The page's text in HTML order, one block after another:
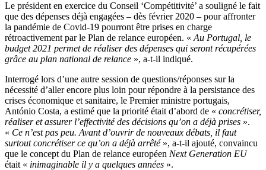
Le président en exercice du Conseil ‘Compétitivité’ a souligné le fait
que des dépenses déjà engagées – dès février 2020 – pour affronter
la pandémie de Covid-19 pourront être prises en charge
rétroactivement par le Plan de relance européen. « Au Portugal, le
budget 2021 permet de réaliser des dépenses qui seront récupérées
grâce au plan national de relance », a-t-il indiqué.
Interrogé lors d’une autre session de questions/réponses sur la
nécessité d’aller encore plus loin pour répondre à la persistance des
crises économique et sanitaire, le Premier ministre portugais,
António Costa, a estimé que la priorité était d’abord de « concrétiser,
réaliser et assurer l’effectivité des décisions qu’on a déjà prises ».
« Ce n’est pas peu. Avant d’ouvrir de nouveaux débats, il faut
surtout concrétiser ce qu’on a déjà arrêté», a-t-il ajouté, convaincu
que le concept du Plan de relance européen Next Generation EU
était « inimaginable il y a quelques années ».